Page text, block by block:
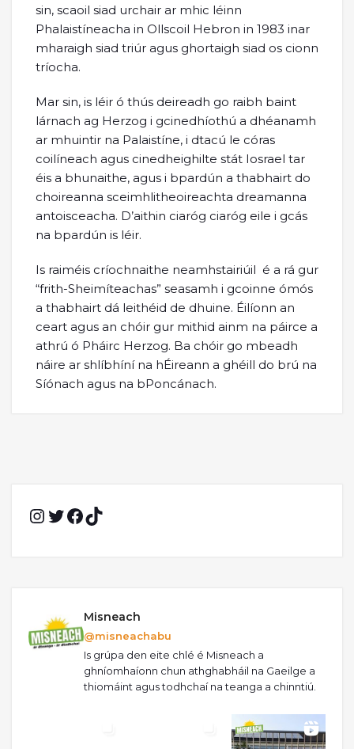
sin, scaoil siad urchair ar mhic léinn
Phalaistíneacha in Ollscoil Hebron in 1983 inar
mharaigh siad triúr agus ghortaigh siad os cionn
tríocha.
Mar sin, is léir ó thús deireadh go raibh baint
lárnach ag Herzog i gcinedhíothú a dhéanamh
ar mhuintir na Palaistíne, i dtacú le córas
coilíneach agus cinedheighilte stát Iosrael tar
éis a bhunaithe, agus i bpardún a thabhairt do
choireanna sceimhlitheoireachta dreamanna
antoisceacha. D’aithin ciaróg ciaróg eile i gcás
na bpardún is léir.
Is raiméis críochnaithe neamhstairiúil é a rá gur
“frith-Sheimíteachas” seasamh i gcoinne ómós
a thabhairt dá leithéid de dhuine. Éilíonn an
ceart agus an chóir gur mithid ainm na páirce a
athrú ó Pháirc Herzog. Ba chóir go mbeadh
náire ar shlíbhíní na hÉireann a ghéill do brú na
Síónach agus na bPoncánach.
Instagram
TwitterFacebook
Misneach
@misneachabu
Is grúpa den eite chlé é Misneach a
ghníomhaíonn chun athghabháil na Gaeilge a
thiomáint agus todhchaí na teanga a chinntiú.